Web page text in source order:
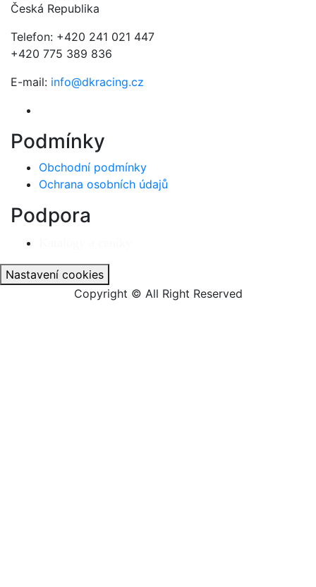
Česká Republika
Telefon: +420 241 021 447
+420 775 389 836
E-mail: info@dkracing.cz
Podmínky
Obchodní podmínky
Ochrana osobních údajů
Podpora
Nastavení cookies
Copyright © All Right Reserved